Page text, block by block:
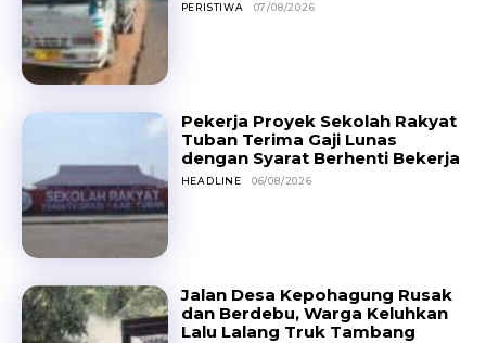
PERISTIWA 07/08/2026
Pekerja Proyek Sekolah Rakyat
Tuban Terima Gaji Lunas
dengan Syarat Berhenti Bekerja
HEADLINE 06/08/2026
Jalan Desa Kepohagung Rusak
dan Berdebu, Warga Keluhkan
Lalu Lalang Truk Tambang